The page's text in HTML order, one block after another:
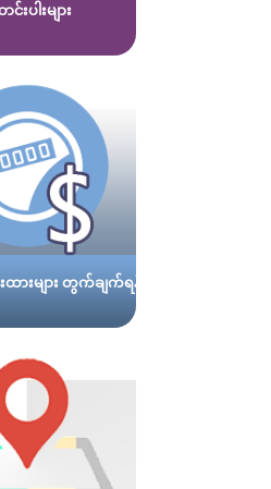
င်းပါးများ
ထားများ တွက်ချက်ရန်